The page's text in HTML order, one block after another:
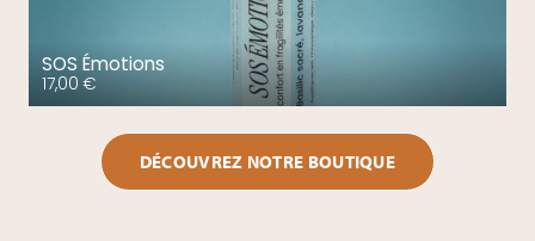
SOS Émotions
17,00€
DÉCOUVREZ NOTRE BOUTIQUE